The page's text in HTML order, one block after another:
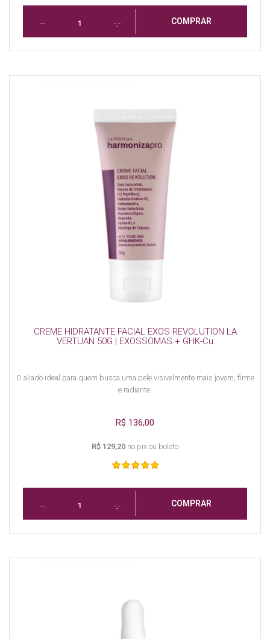
COMPRAR
CREME HIDRATANTE FACIAL EXOS REVOLUTION LA
VERTUAN 50G | EXOSSOMAS + GHK-Cu
O aliado ideal para quem busca uma pele visivelmente mais jovem, firme
e radiante.
R$ 136,00
R$ 129,20 no pix ou boleto
COMPRAR